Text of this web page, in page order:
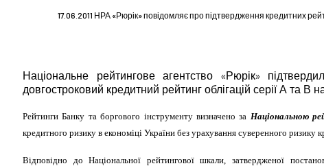
17.06.2011 НРА «Рюрік» повідомляє про підтвердження кредитних
Національне рейтингове агентство «Рюрік»
довгостроковий кредитний рейтинг облігацій серії А та В
Рейтинги Банку та боргового інструменту визначено за Національною
кредитного ризику в економіці України без урахування суверенного
Відповідно до Національної рейтингової шкали, затвердженої